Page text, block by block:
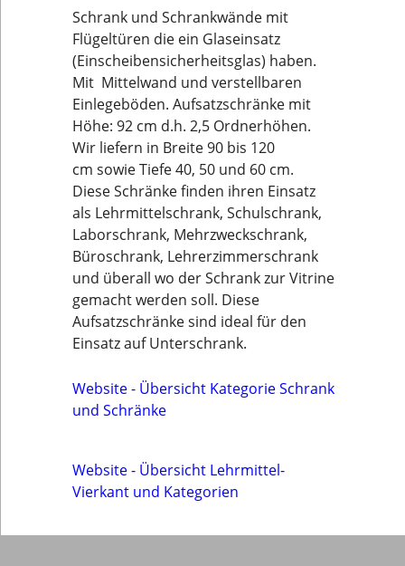
Schrank und Schrankwände mit
Flügeltüren die ein Glaseinsatz
(Einscheibensicherheitsglas) haben.
Mit Mittelwand und verstellbaren
Einlegeböden. Aufsatzschränke mit
Höhe: 92 cm d.h. 2,5 Ordnerhöhen.
Wir liefern in Breite 90 bis 120
cm sowie Tiefe 40, 50 und 60 cm.
Diese Schränke finden ihren Einsatz
als Lehrmittelschrank, Schulschrank,
Laborschrank, Mehrzweckschrank,
Büroschrank, Lehrerzimmerschrank
und überall wo der Schrank zur Vitrine
gemacht werden soll. Diese
Aufsatzschränke sind ideal für den
Einsatz auf Unterschrank.
Website - Übersicht Kategorie Schrank
und Schränke
Website - Übersicht Lehrmittel-
Vierkant und Kategorien